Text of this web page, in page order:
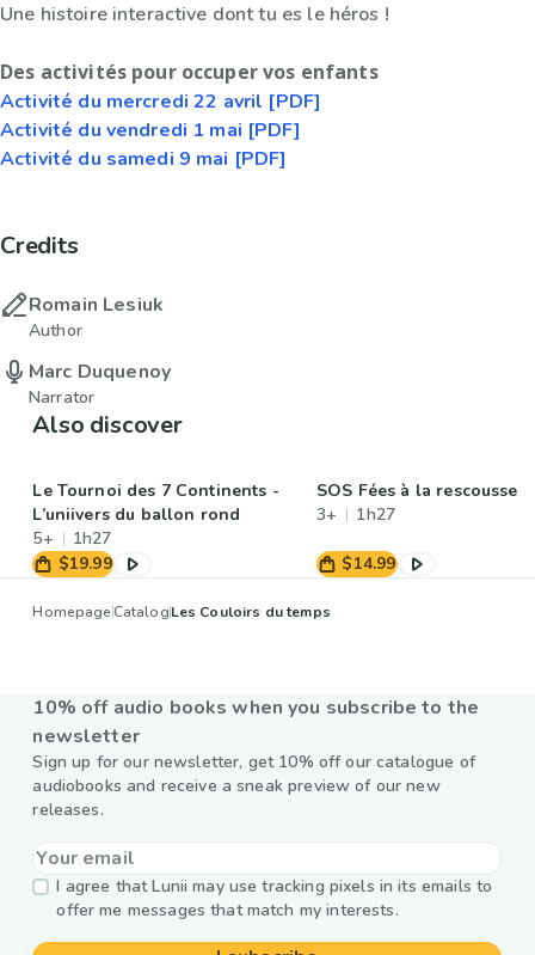
Une histoire interactive dont tu es le héros !
Des activités pour occuper vos enfants
Activité du mercredi 22 avril [PDF]
Activité du vendredi 1 mai [PDF]
Activité du samedi 9 mai [PDF]
Credits
Romain Lesiuk
Author
Marc Duquenoy
Narrator
Also discover
Le Tournoi des 7 Continents -
L’uniivers du ballon rond
5+
1h27
$19.99
SOS Fées à la rescousse
3+
1h27
$14.99
HomepageCatalogLes Couloirs du temps
10% off audio books when you subscribe to the
newsletter
Sign up for our newsletter, get 10% off our catalogue of
audiobooks and receive a sneak preview of our new
releases.
I agree that Lunii may use tracking pixels in its emails to
offer me messages that match my interests.